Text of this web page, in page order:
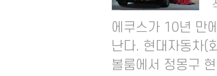
에쿠스가 10년 만
난다. 현대자동차(
볼룸에서 정몽구